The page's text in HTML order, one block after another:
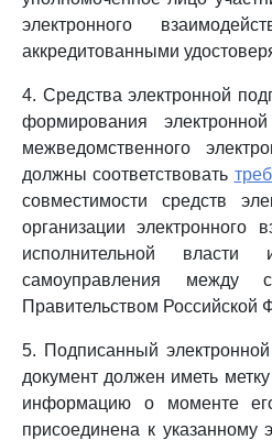
электронного
аккредитованными
4. Средства электронной
формирования
межведомственного
должны соответствовать
совместимости средств
организации электронного
исполнительной
самоуправления между
Правительством Российской
5. Подписанный
документ должен иметь
информацию о моменте
присоединена к указанному